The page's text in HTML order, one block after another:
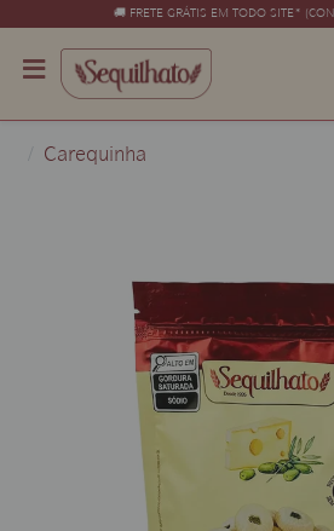
🚚 FRETE GRÁTIS EM TODO SITE*
Carequinha